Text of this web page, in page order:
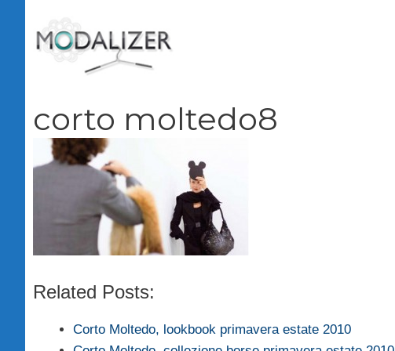
contenuto
corto moltedo8
Related Posts:
Corto Moltedo, lookbook primavera estate 2010